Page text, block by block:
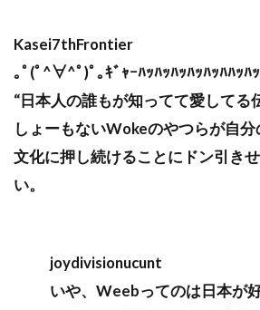
Kasei7thFrontier
｡ﾟ(ﾟ^∀^ﾟ)ﾟ｡ｷﾞｬｰﾊｯﾊｯﾊｯﾊｯﾊｯﾊﾊｯﾊ
“日本人の誰もが知ってて愛してる
しょーもないWokeのやつらが自
文化に押し続けることにドン引き
い。
joydivisionucunt
いや、Weebってのは日本が